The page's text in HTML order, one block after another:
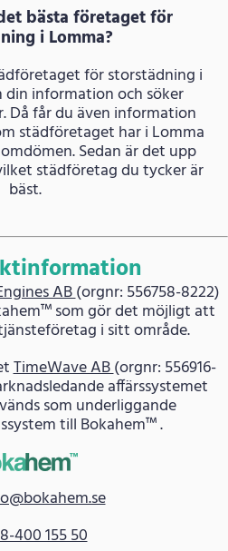
bästa företaget för
i Lomma?
för storstädning i
din information och söker
Då får du även information
städföretaget har i Lomma
Sedan är det upp
städföretag du tycker är
bäst.
AB(orgnr: 556758-8222)
som gör det möjligt att
i sitt område.
TimeWave AB(orgnr: 556916-
affärssystemet
som underliggande
till Bokahem™ .
400 155 50